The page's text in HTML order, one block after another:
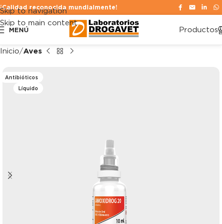
Skip to navigation
Skip to main content
¡Calidad reconocida mundialmente!
MENÚ Productos
Inicio Aves
Antibióticos
Líquido